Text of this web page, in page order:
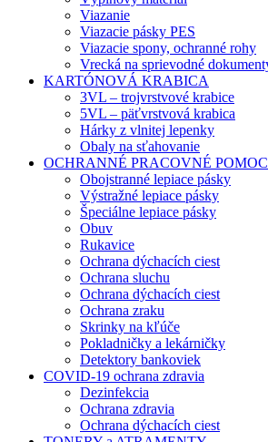
Viazanie
Viazacie pásky PES
Viazacie spony, ochranné rohy
Vrecká na sprievodné
KARTÓNOVÁ KRABICA
3VL – trojvrstvové krabice
5VL – päťvrstvová krabica
Hárky z vlnitej lepenky
Obaly na sťahovanie
OCHRANNÉ PRACOVNÉ
Obojstranné lepiace pásky
Výstražné lepiace pásky
Špeciálne lepiace pásky
Obuv
Rukavice
Ochrana dýchacích ciest
Ochrana sluchu
Ochrana dýchacích ciest
Ochrana zraku
Skrinky na kľúče
Pokladničky a lekárničky
Detektory bankoviek
COVID-19 ochrana zdravia
Dezinfekcia
Ochrana zdravia
Ochrana dýchacích ciest